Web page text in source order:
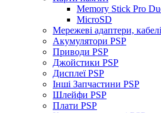
Memory Stick Pro
MicroSD
Мережеві адаптери,
Акумулятори PSP
Приводи PSP
Джойстики PSP
Дисплеї PSP
Інші Запчастини PSP
Шлейфи PSP
Плати PSP